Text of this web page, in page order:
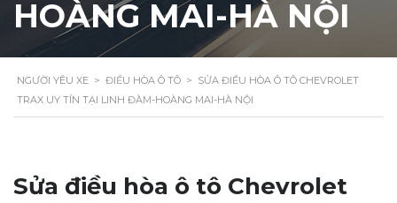
HOÀNG MAI-HÀ NỘI
NGƯỜI YÊU XE > ĐIỀU HÒA Ô TÔ > SỬA ĐIỀU HÒA Ô TÔ CHEVROLET
TRAX UY TÍN TẠI LINH ĐÀM-HOÀNG MAI-HÀ NỘI
Sửa điều hòa ô tô Chevrolet